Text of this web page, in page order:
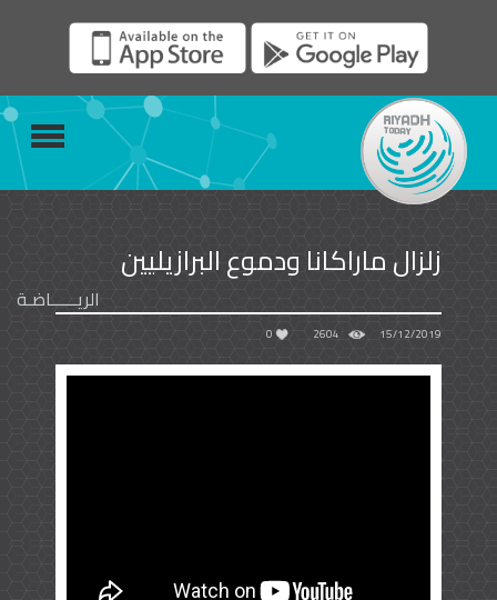
زلزال ماراكانا ودموع البرازيليين
الريــــــاضـة
15/12/2019
2604
0